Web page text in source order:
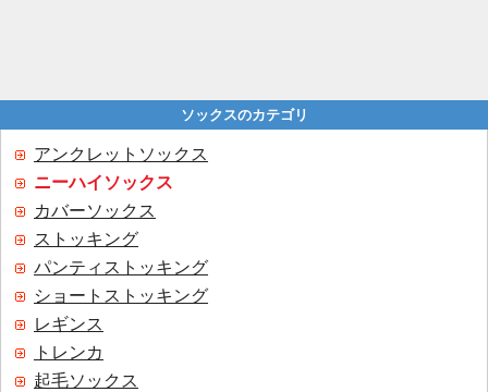
ソックスのカテゴリ
アンクレットソックス
ニーハイソックス
カバーソックス
ストッキング
パンティストッキング
ショートストッキング
レギンス
トレンカ
起毛ソックス